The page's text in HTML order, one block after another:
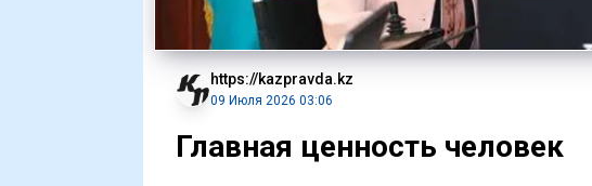
https://kazpravda.kz
09 Июля 2026 03:06
Главная ценность человек